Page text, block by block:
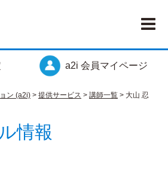
a2i 会員マイページ
ン (a2i) > 提供サービス > 講師一覧 > 大山 忍
情報